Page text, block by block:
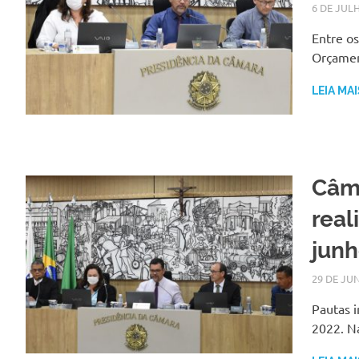
6 DE
Entre
LEIA
29 DE
Pautas
2022.